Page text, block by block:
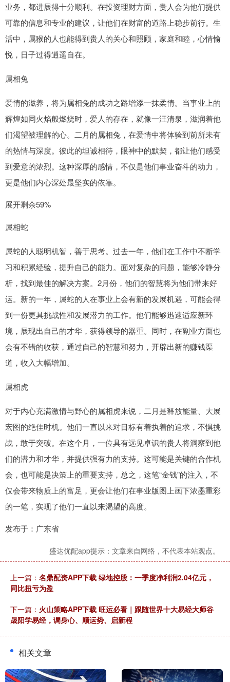
业务，都进展得十分顺利。在投资理财方面，贵人会为他们提供
可靠的信息和专业的建议，让他们在财富的道路上稳步前行。生
活中，属猴的人也能得到贵人的关心和照顾，家庭和睦，心情愉
悦，日子过得逍遥自在。
属相兔
爱情的滋养，将为属相兔的成功之路增添一抹柔情。当事业上的
辉煌如同火焰般燃烧时，爱人的存在，就像一汪清泉，滋润着他
们渴望被理解的心。二月的属相兔，在爱情中将体验到前所未有
的热情与深度。彼此的坦诚相待，眼神中的默契，都让他们感受
到爱意的浓烈。这种深厚的感情，不仅是他们事业奋斗的动力，
更是他们内心深处最坚实的依靠。
展开剩余59%
属相蛇
属蛇的人聪明机智，善于思考。过去一年，他们在工作中不断学
习和积累经验，提升自己的能力。面对复杂的问题，能够冷静分
析，找到最佳的解决方案。2月份，他们的智慧将为他们带来好
运。新的一年，属蛇的人在事业上会有新的发展机遇，可能会得
到一份更具挑战性和发展潜力的工作。他们能够迅速适应新环
境，展现出自己的才华，获得领导的器重。同时，在副业方面也
会有不错的收获，通过自己的智慧和努力，开辟出新的赚钱渠
道，收入大幅增加。
属相虎
对于内心充满激情与野心的属相虎来说，二月是释放能量、大展
宏图的绝佳时机。他们一直以来对目标有着执着的追求，不惧挑
战，敢于突破。在这个月，一位具有远见卓识的贵人将洞察到他
们的潜力和才华，并提供强有力的支持。这可能是关键的合作机
会，也可能是决策上的重要支持，总之，这笔“金钱”的注入，不
仅会带来物质上的富足，更会让他们在事业版图上画下浓墨重彩
的一笔，实现了他们一直以来渴望的高度。
发布于：广东省
盛达优配app提示：文章来自网络，不代表本站观点。
上一篇： 名鼎配资APP下载 绿地控股：一季度净利润2.04亿元，
同比扭亏为盈
下一篇： 火山策略APP下载 旺运必看｜跟随世界十大易经大师谷
晟阳学易经，调身心、顺运势、启新程
相关文章